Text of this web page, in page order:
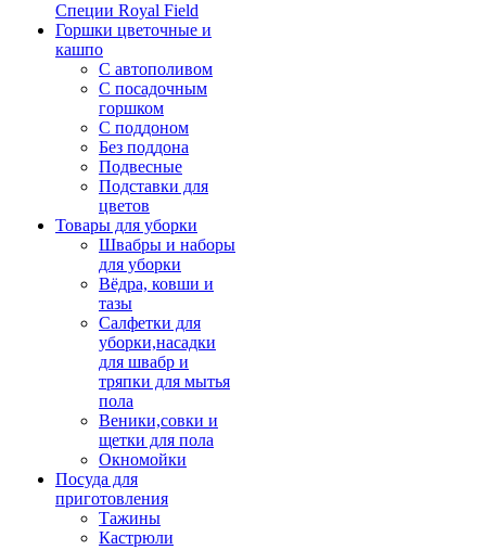
Специи Royal Field
Горшки цветочные и
кашпо
С автополивом
С посадочным
горшком
С поддоном
Без поддона
Подвесные
Подставки для
цветов
Товары для уборки
Швабры и наборы
для уборки
Вёдра, ковши и
тазы
Салфетки для
уборки,насадки
для швабр и
тряпки для мытья
пола
Веники,совки и
щетки для пола
Окномойки
Посуда для
приготовления
Тажины
Кастрюли